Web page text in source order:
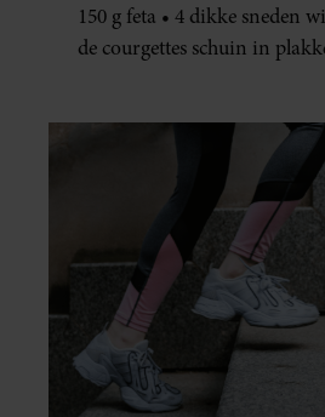
150 g feta • 4 dikke sneden
de courgettes schuin in